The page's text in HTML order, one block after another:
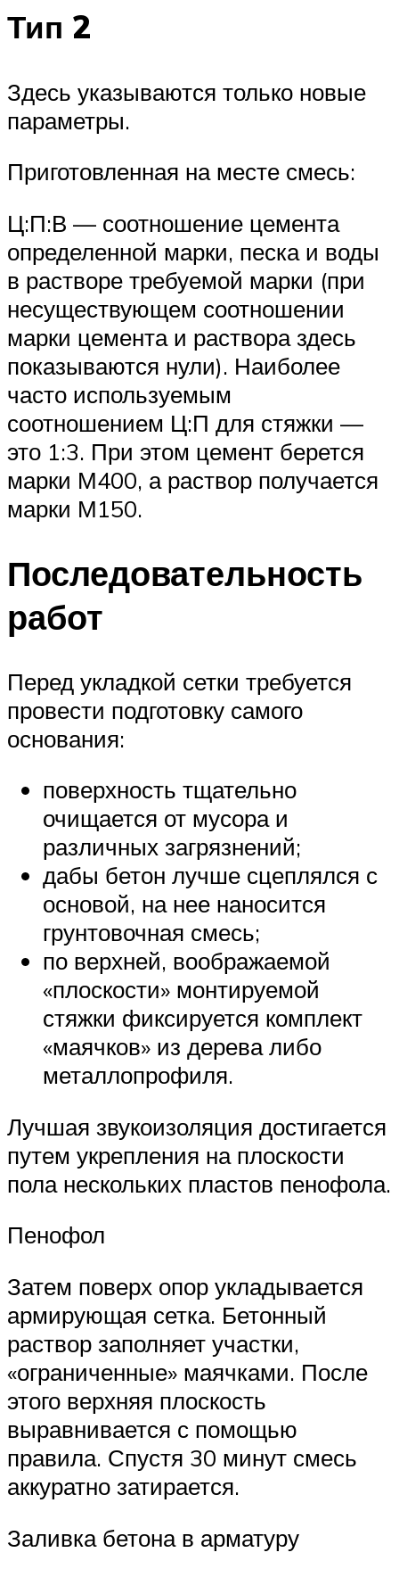
Тип 2
Здесь указываются только новые
параметры.
Приготовленная на месте смесь:
Ц:П:В — соотношение цемента
определенной марки, песка и воды
в растворе требуемой марки (при
несуществующем соотношении
марки цемента и раствора здесь
показываются нули). Наиболее
часто используемым
соотношением Ц:П для стяжки —
это 1:3. При этом цемент берется
марки М400, а раствор получается
марки М150.
Последовательность
работ
Перед укладкой сетки требуется
провести подготовку самого
основания:
поверхность тщательно
очищается от мусора и
различных загрязнений;
дабы бетон лучше сцеплялся с
основой, на нее наносится
грунтовочная смесь;
по верхней, воображаемой
«плоскости» монтируемой
стяжки фиксируется комплект
«маячков» из дерева либо
металлопрофиля.
Лучшая звукоизоляция достигается
путем укрепления на плоскости
пола нескольких пластов пенофола.
Пенофол
Затем поверх опор укладывается
армирующая сетка. Бетонный
раствор заполняет участки,
«ограниченные» маячками. После
этого верхняя плоскость
выравнивается с помощью
правила. Спустя 30 минут смесь
аккуратно затирается.
Заливка бетона в арматуру